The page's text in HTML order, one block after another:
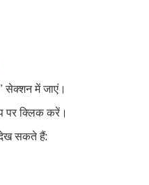
सेक्शन में जाएं।
पर क्लिक करें।
देख सकते हैं: